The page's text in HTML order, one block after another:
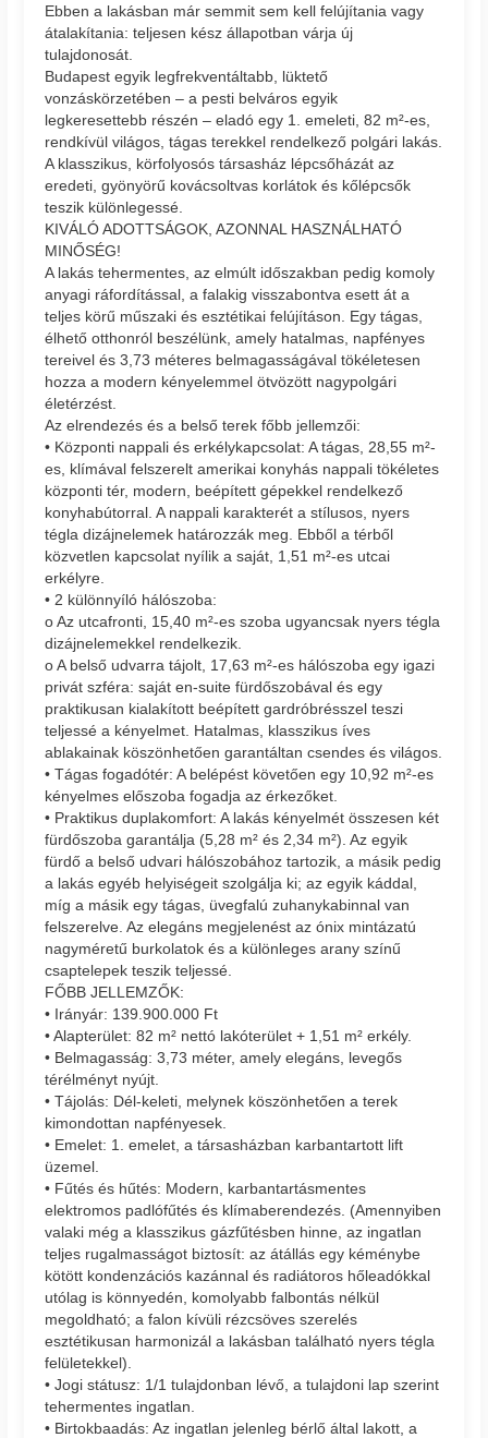
Ebben a lakásban már semmit sem kell felújítania vagy
átalakítania: teljesen kész állapotban várja új
tulajdonosát.
Budapest egyik legfrekventáltabb, lüktető
vonzáskörzetében – a pesti belváros egyik
legkeresettebb részén – eladó egy 1. emeleti, 82 m²-es,
rendkívül világos, tágas terekkel rendelkező polgári lakás.
A klasszikus, körfolyosós társasház lépcsőházát az
eredeti, gyönyörű kovácsoltvas korlátok és kőlépcsők
teszik különlegessé.
KIVÁLÓ ADOTTSÁGOK, AZONNAL HASZNÁLHATÓ
MINŐSÉG!
A lakás tehermentes, az elmúlt időszakban pedig komoly
anyagi ráfordítással, a falakig visszabontva esett át a
teljes körű műszaki és esztétikai felújításon. Egy tágas,
élhető otthonról beszélünk, amely hatalmas, napfényes
tereivel és 3,73 méteres belmagasságával tökéletesen
hozza a modern kényelemmel ötvözött nagypolgári
életérzést.
Az elrendezés és a belső terek főbb jellemzői:
• Központi nappali és erkélykapcsolat: A tágas, 28,55 m²-
es, klímával felszerelt amerikai konyhás nappali tökéletes
központi tér, modern, beépített gépekkel rendelkező
konyhabútorral. A nappali karakterét a stílusos, nyers
tégla dizájnelemek határozzák meg. Ebből a térből
közvetlen kapcsolat nyílik a saját, 1,51 m²-es utcai
erkélyre.
• 2 különnyíló hálószoba:
o Az utcafronti, 15,40 m²-es szoba ugyancsak nyers tégla
dizájnelemekkel rendelkezik.
o A belső udvarra tájolt, 17,63 m²-es hálószoba egy igazi
privát szféra: saját en-suite fürdőszobával és egy
praktikusan kialakított beépített gardróbrésszel teszi
teljessé a kényelmet. Hatalmas, klasszikus íves
ablakainak köszönhetően garantáltan csendes és világos.
• Tágas fogadótér: A belépést követően egy 10,92 m²-es
kényelmes előszoba fogadja az érkezőket.
• Praktikus duplakomfort: A lakás kényelmét összesen két
fürdőszoba garantálja (5,28 m² és 2,34 m²). Az egyik
fürdő a belső udvari hálószobához tartozik, a másik pedig
a lakás egyéb helyiségeit szolgálja ki; az egyik káddal,
míg a másik egy tágas, üvegfalú zuhanykabinnal van
felszerelve. Az elegáns megjelenést az ónix mintázatú
nagyméretű burkolatok és a különleges arany színű
csaptelepek teszik teljessé.
FŐBB JELLEMZŐK:
• Irányár: 139.900.000 Ft
• Alapterület: 82 m² nettó lakóterület + 1,51 m² erkély.
• Belmagasság: 3,73 méter, amely elegáns, levegős
térélményt nyújt.
• Tájolás: Dél-keleti, melynek köszönhetően a terek
kimondottan napfényesek.
• Emelet: 1. emelet, a társasházban karbantartott lift
üzemel.
• Fűtés és hűtés: Modern, karbantartásmentes
elektromos padlófűtés és klímaberendezés. (Amennyiben
valaki még a klasszikus gázfűtésben hinne, az ingatlan
teljes rugalmasságot biztosít: az átállás egy kéménybe
kötött kondenzációs kazánnal és radiátoros hőleadókkal
utólag is könnyedén, komolyabb falbontás nélkül
megoldható; a falon kívüli rézcsöves szerelés
esztétikusan harmonizál a lakásban található nyers tégla
felületekkel).
• Jogi státusz: 1/1 tulajdonban lévő, a tulajdoni lap szerint
tehermentes ingatlan.
• Birtokbaadás: Az ingatlan jelenleg bérlő által lakott, a